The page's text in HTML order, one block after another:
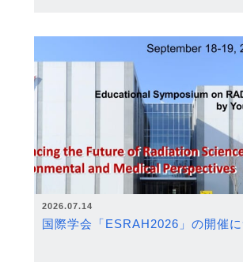
2026.07.14
国際学会「ESRAH2026」の開催に